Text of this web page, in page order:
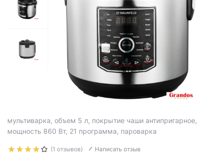
мультиварка, объем 5 л, покрытие чаши антипригарное,
мощность 860 Вт, 21 программа, пароварка
(1 отзывов) Написать отзыв